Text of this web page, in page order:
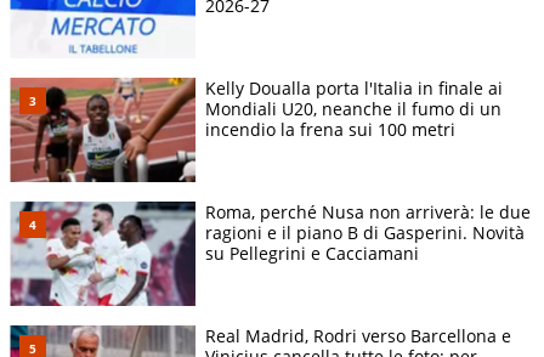
2026-27
Kelly Doualla porta l'Italia in finale ai
Mondiali U20, neanche il fumo di un
incendio la frena sui 100 metri
Roma, perché Nusa non arriverà: le due
ragioni e il piano B di Gasperini. Novità
su Pellegrini e Cacciamani
Real Madrid, Rodri verso Barcellona e